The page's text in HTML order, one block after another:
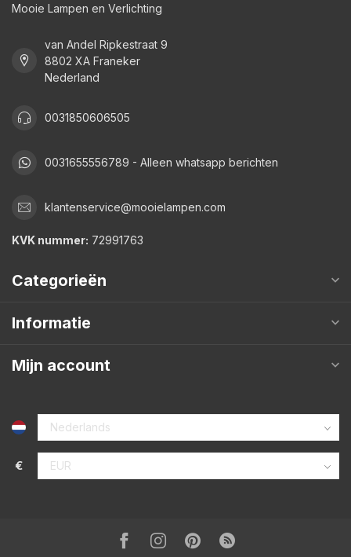
Mooie Lampen en Verlichting
van Andel Ripkestraat 9
8802 XA Franeker
Nederland
0031850606505
0031655556789 - Alleen whatsapp berichten
klantenservice@mooielampen.com
KVK nummer: 72991763
Categorieën
Informatie
Mijn account
€